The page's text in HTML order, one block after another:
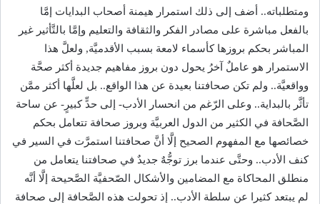
ومتطلباته.. أضف إلى ذلك استمرار هيمنة أصحاب البدايات إمَّا
بالفعل مباشرة على مصادر الفكر والثقافة والتعليم وإمَّا بالتَّأثير غير
المباشر بحكم بروزها كأسماء لامعة بسبب الأقدميَّة, ولعلَّ هذا
الاستمرار هو عاملٌ آخرُ يحول دون بروز مفاهيم جديدة أكثر صحَّة
وواقعيَّة.. ولم تكن صحافتنا بعيدة عن هذا الواقع.. بل لعلَّها أكثر ممَّن
تأثَّر بالبداية.. وعلى الرّغم من انحسار الأدب- إلى حدٍّ كبيرٍ- عن ساحة
الصَّحافة في الكثير من الدول العربيَّة وبروز صحافة تتعامل بحكم
خصائصها مع المفهوم الصحيح إلَّا أنَّ صحافتنا استمرَّت في السير في
كنف الأدب.. وحتَّى عندما برز توجُّهٌ جديدٌ في صحافتنا يتعامل من
منطلق المحاكاة مع المضامين والأشكال الصّحفيَّة الصَّحيحة إلَّا أنَّه
لم يبتعد كثيرا عن سلطة الأدب.. إذ تحولت هذه الصَّحافة إلى صحافة